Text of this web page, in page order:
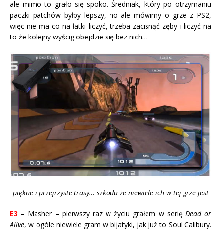
ale mimo to grało się spoko. Średniak, który po otrzymaniu
paczki patchów byłby lepszy, no ale mówimy o grze z PS2,
więc nie ma co na łatki liczyć, trzeba zacisnąć zęby i liczyć na
to że kolejny wyścig obejdzie się bez nich…
piękne i przejrzyste trasy… szkoda że niewiele ich w tej grze jest
E3 – Masher – pierwszy raz w życiu grałem w serię Dead or
Alive, w ogóle niewiele gram w bijatyki, jak już to Soul Calibury.